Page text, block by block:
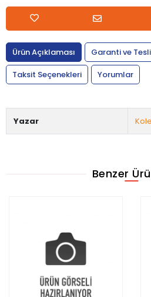
Ürün Açıklaması
Garanti ve
Taksit Seçenekleri
Yorumlar
Yazar
Benzer